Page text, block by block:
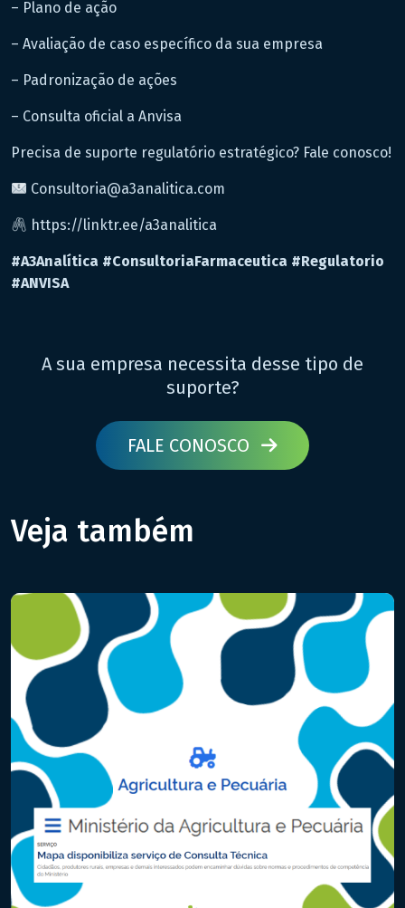
– Plano de ação
– Avaliação de caso específico da sua empresa
– Padronização de ações
– Consulta oficial a Anvisa
Precisa de suporte regulatório estratégico? Fale conosco!
Consultoria@a3analitica.com
https://linktr.ee/a3analitica
#A3Analítica #ConsultoriaFarmaceutica #Regulatorio
#ANVISA
A sua empresa necessita desse tipo de
suporte?
FALE CONOSCO
Veja também